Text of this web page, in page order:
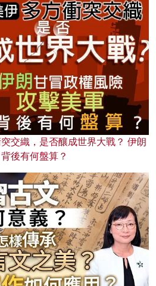
交織，是否釀成世界大戰？ 伊朗
後有何盤算？